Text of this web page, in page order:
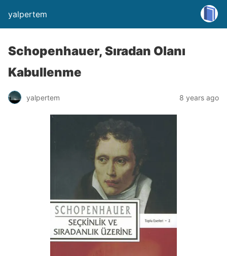
yalpertem
Schopenhauer, Sıradan Olanı
Kabullenme
yalpertem 8 years ago